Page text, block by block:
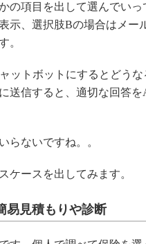
の項目を出して選んでい
示、選択肢Bの場合はメー
。
ットボットにするとどう
送信すると、適切な回答
らないですね。。
ケースを出してみます。
易見積もりや診断